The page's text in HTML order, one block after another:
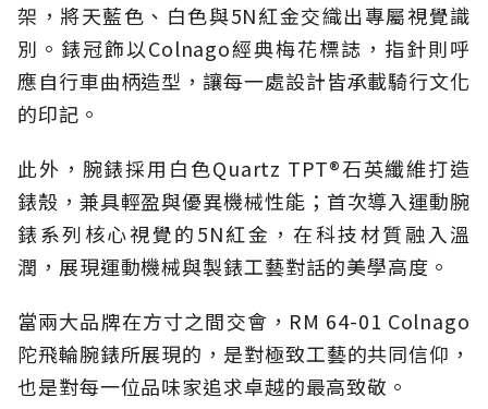
架，將天藍色、白色與5N紅金交織出專屬視覺識
別。錶冠飾以Colnago經典梅花標誌，指針則呼
應自行車曲柄造型，讓每一處設計皆承載騎行文化
的印記。
此外，腕錶採用白色Quartz TPT®石英纖維打造
錶殼，兼具輕盈與優異機械性能；首次導入運動腕
錶系列核心視覺的5N紅金，在科技材質融入溫
潤，展現運動機械與製錶工藝對話的美學高度。
當兩大品牌在方寸之間交會，RM 64-01 Colnago
陀飛輪腕錶所展現的，是對極致工藝的共同信仰，
也是對每一位品味家追求卓越的最高致敬。